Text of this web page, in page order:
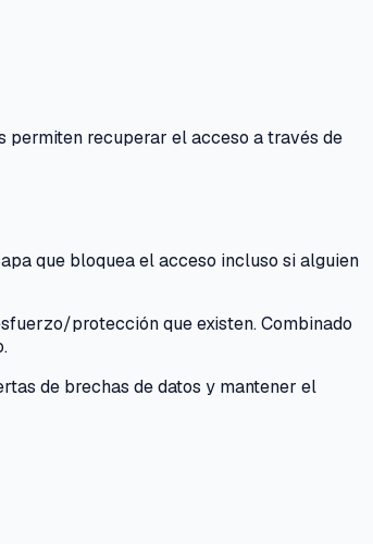
permiten recuperar el acceso a través de
que bloquea el acceso incluso si alguien
protección que existen. Combinado
de brechas de datos y mantener el